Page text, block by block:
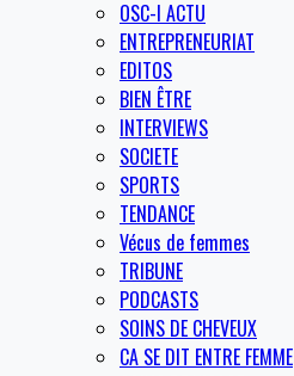
OSC-I ACTU
ENTREPRENEURIAT
EDITOS
BIEN ÊTRE
INTERVIEWS
SOCIETE
SPORTS
TENDANCE
Vécus de femmes
TRIBUNE
PODCASTS
SOINS DE CHEVEUX
CA SE DIT ENTRE FEMME